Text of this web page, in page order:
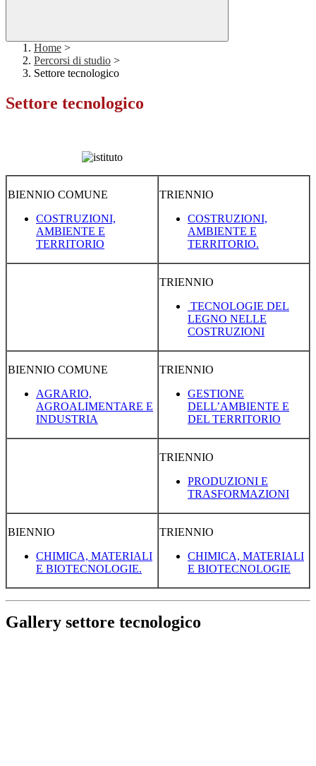
Home >
Percorsi di studio >
Settore tecnologico
Settore tecnologico
BIENNIO COMUNE
COSTRUZIONI,
AMBIENTE E
TERRITORIO
TRIENNIO
COSTRUZIONI,
AMBIENTE E
TERRITORIO.
TRIENNIO
TECNOLOGIE DEL
LEGNO NELLE
COSTRUZIONI
BIENNIO COMUNE
AGRARIO,
AGROALIMENTARE E
INDUSTRIA
TRIENNIO
GESTIONE
DELL’AMBIENTE E
DEL TERRITORIO
TRIENNIO
PRODUZIONI E
TRASFORMAZIONI
BIENNIO
CHIMICA, MATERIALI
E BIOTECNOLOGIE.
TRIENNIO
CHIMICA, MATERIALI
E BIOTECNOLOGIE
Gallery settore tecnologico